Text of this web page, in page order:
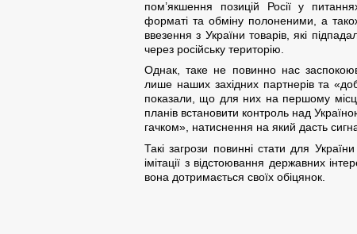
пом’якшення позицій Росії у
форматі та обміну полоненими, а
ввезення з України товарів, які
через російську територію.
Однак, таке не повинно нас
лише наших західних партнерів та
показали, що для них на першому місці
планів встановити контроль над
гачком», натиснення на який дасть
Такі загрози повинні стати для
імітації з відстоювання державних
вона дотримається своїх обіцянок.